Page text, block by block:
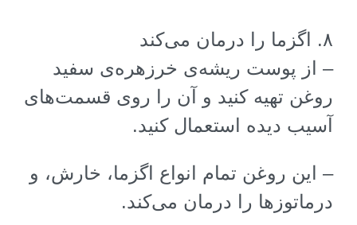
۸. اگزما را درمان می‌کند
– از پوست ریشه‌ی خرزهره‌ی سفید
روغن تهیه کنید و آن را روی قسمت‌های
آسیب دیده استعمال کنید.
– این روغن تمام انواع اگزما، خارش، و
درماتوزها را درمان می‌کند.